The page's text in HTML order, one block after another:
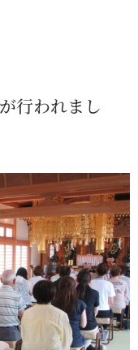
行われまし